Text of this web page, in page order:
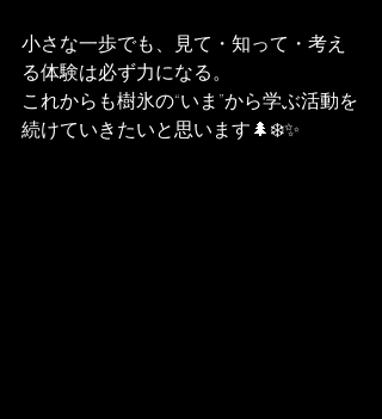
小さな一歩でも、見て・知って・考え
る体験は必ず力になる。
これからも樹氷の“いま”から学ぶ活動を
続けていきたいと思います🌲❄️✨